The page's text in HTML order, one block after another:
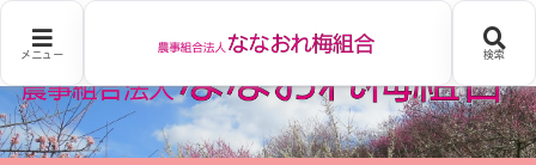
メニュー 検索